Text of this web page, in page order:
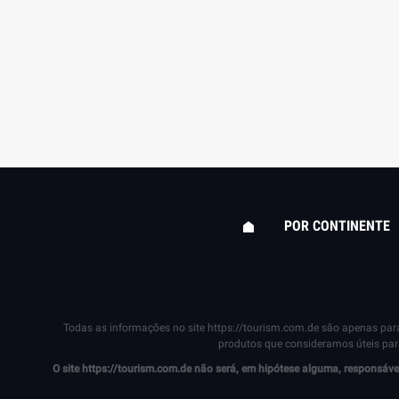
POR CONTINENTE
Todas as informações no site https://tourism.com.de são apenas
produtos que consideramos úteis
O site https://tourism.com.denão será, em hipótese alguma,